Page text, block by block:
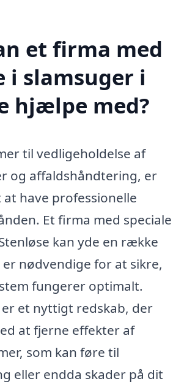
et firma med
i slamsuger i
hjælpe med?
til vedligeholdelse af
og affaldshåndtering, er
have professionelle
Et firma med speciale
kan yde en række
nødvendige for at sikre,
fungerer optimalt.
er et nyttigt redskab, der
at fjerne effekter af
som kan føre til
eller endda skader på dit